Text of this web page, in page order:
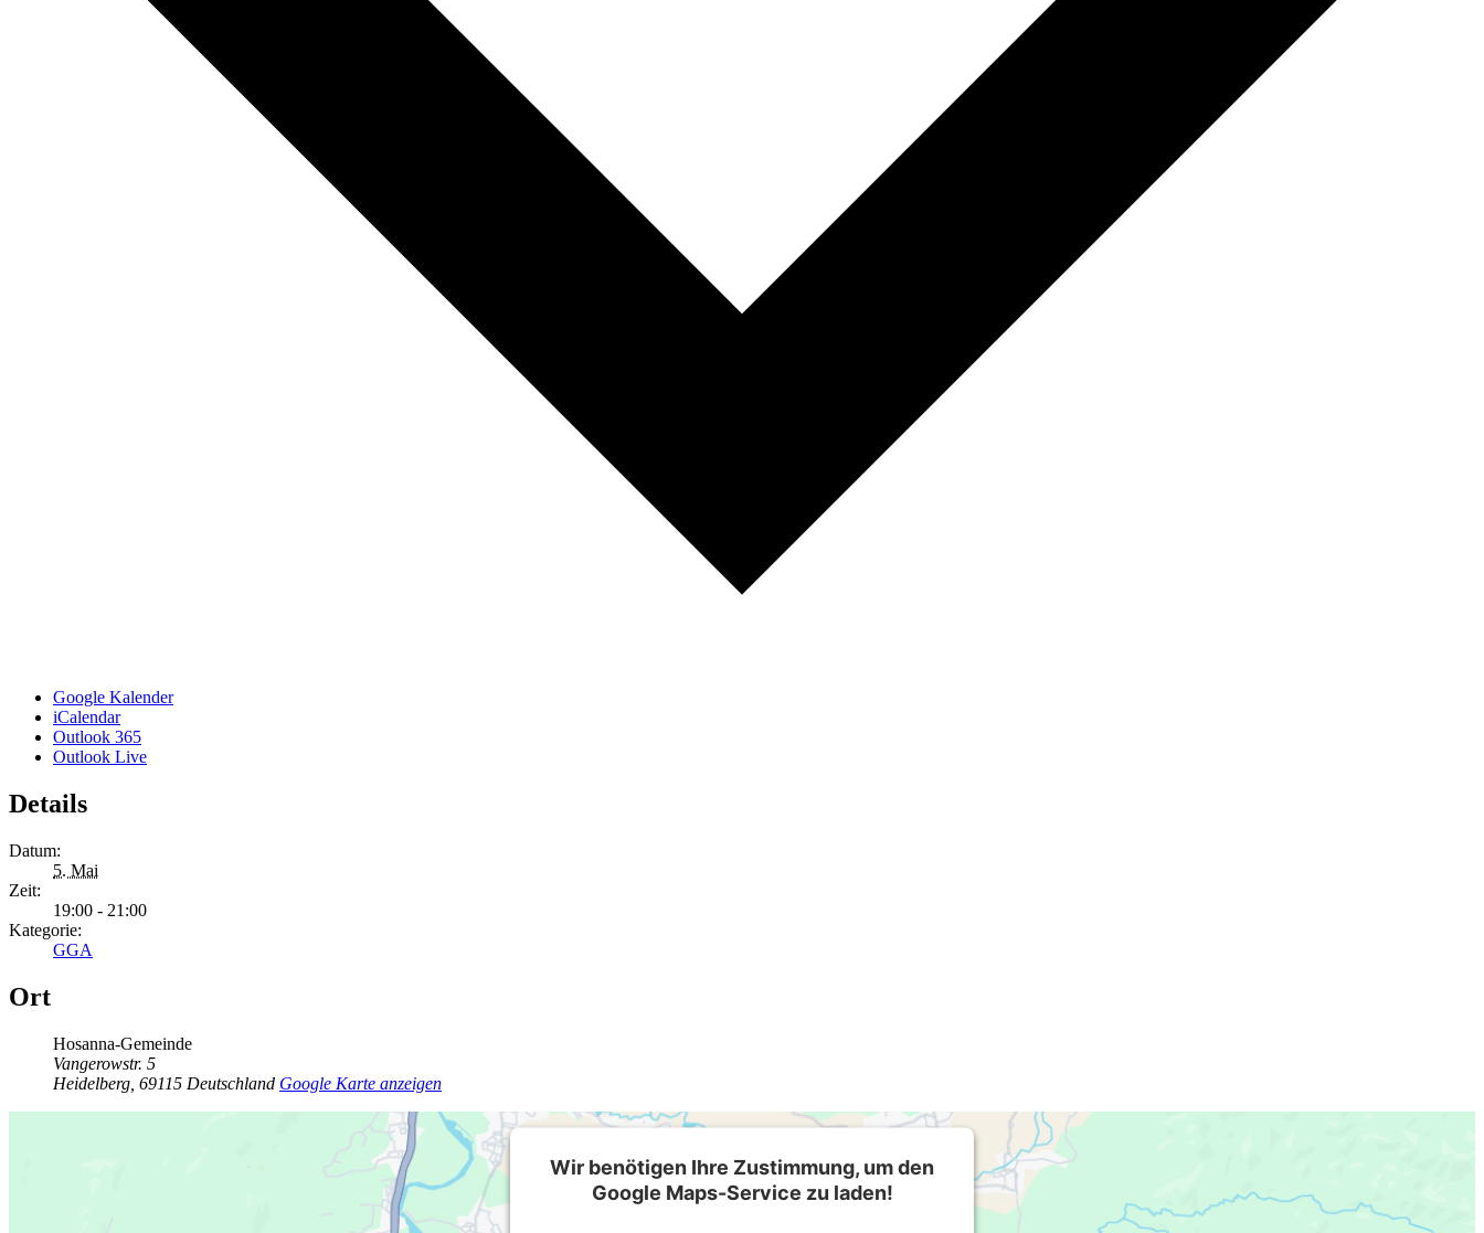
Google Kalender
iCalendar
Outlook 365
Outlook Live
Details
Datum:
5. Mai
Zeit:
19:00 - 21:00
Kategorie:
GGA
Ort
Hosanna-Gemeinde
Vangerowstr. 5
Heidelberg 69115 Deutschland Google Karte anzeigen
Wir benötigen Ihre Zustimmung, um den
Google Maps-Service zu laden!